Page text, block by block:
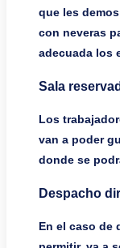
que les
con neveras
adecuada los
Sala
Los
van a poder
donde se
Despacho
En el caso de